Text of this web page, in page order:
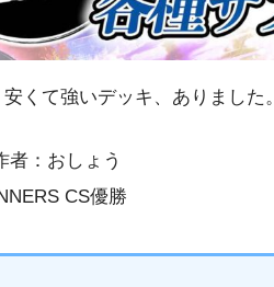
くて強いデッキ、ありました
者：おしょう
CS優勝